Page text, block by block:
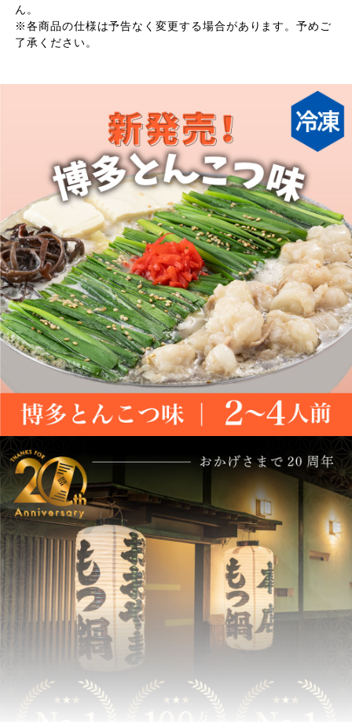
ん。
※各商品の仕様は予告なく変更する場合があります。予めご
了承ください。